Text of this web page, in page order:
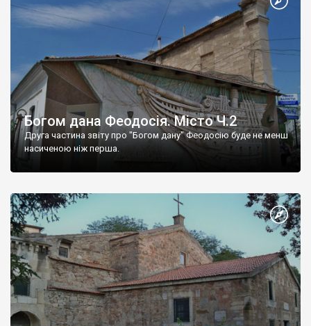
Богом дана Феодосія. Місто Ч.2
Друга частина звіту про "Богом дану" Феодосію буде не менш
насиченою ніж перша.